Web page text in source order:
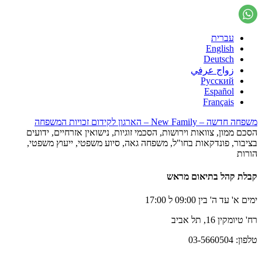
עברית
English
Deutsch
زواج عرفي
Русский
Español
Français
משפחה חדשה – New Family – הארגון לקידום זכויות המשפחה
הסכם ממון, צוואות וירושות, הסכמי זוגיות, נישואין אזרחיים, ידועים
בציבור, פונדקאות בחו"ל, משפחה גאה, סיוע משפטי, ייעוץ משפטי,
הורות
קבלת קהל בתיאום מראש
ימים א' עד ה' בין 09:00 ל 17:00
רח' טיומקין 16, תל אביב
טלפון: 03-5660504